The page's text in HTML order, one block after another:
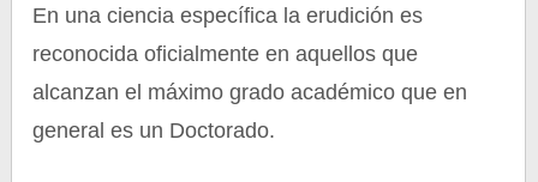
En una ciencia específica la erudición es
reconocida oficialmente en aquellos que
alcanzan el máximo grado académico que en
general es un Doctorado.